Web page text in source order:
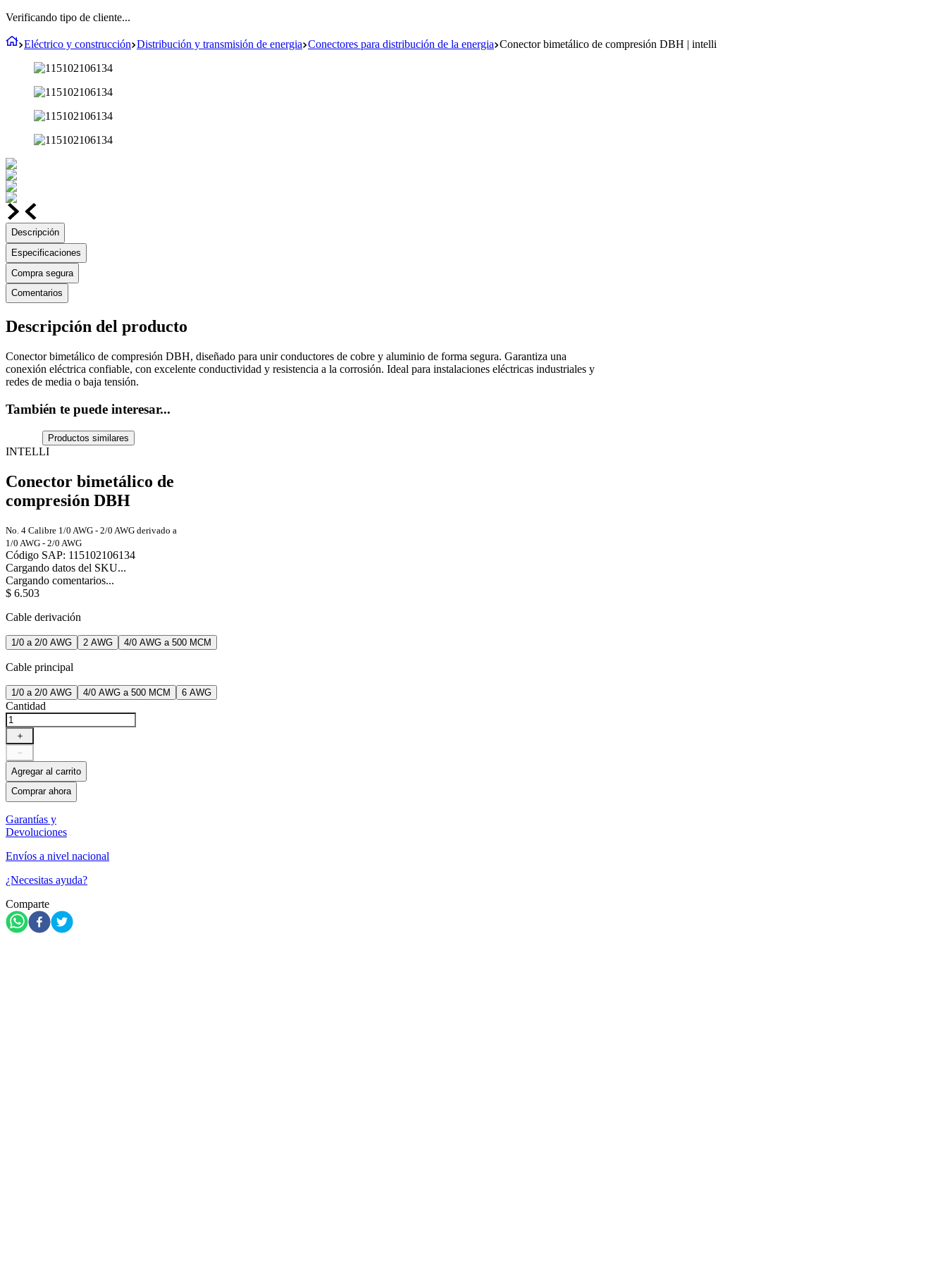
Verificando tipo de cliente...
Eléctrico y construcción Distribución y transmisión de energia Conectores para distribución de la energia Conector bimetálico de compresión DBH | intelli
Descripción
Especificaciones
Compra segura
Comentarios
Descripción del producto
Conector bimetálico de compresión DBH, diseñado para unir conductores de cobre y aluminio de forma segura. Garantiza una
conexión eléctrica confiable, con excelente conductividad y resistencia a la corrosión. Ideal para instalaciones eléctricas industriales y
redes de media o baja tensión.
También te puede interesar...
Productos similares
INTELLI
Conector bimetálico de
compresión DBH
No. 4 Calibre 1/0 AWG - 2/0 AWG derivado a
1/0 AWG - 2/0 AWG
Código SAP: 115102106134
Cargando datos del SKU...
Cargando comentarios...
$ 6.503
Cable derivación
1/0 a 2/0 AWG 2 AWG 4/0 AWG a 500 MCM
Cable principal
1/0 a 2/0 AWG 4/0 AWG a 500 MCM 6 AWG
Cantidad
＋
－
Agregar al carrito
Comprar ahora
Garantías y
Devoluciones
Envíos a nivel nacional
¿Necesitas ayuda?
Comparte